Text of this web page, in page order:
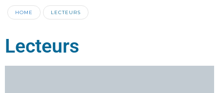
HOME LECTEURS
Lecteurs